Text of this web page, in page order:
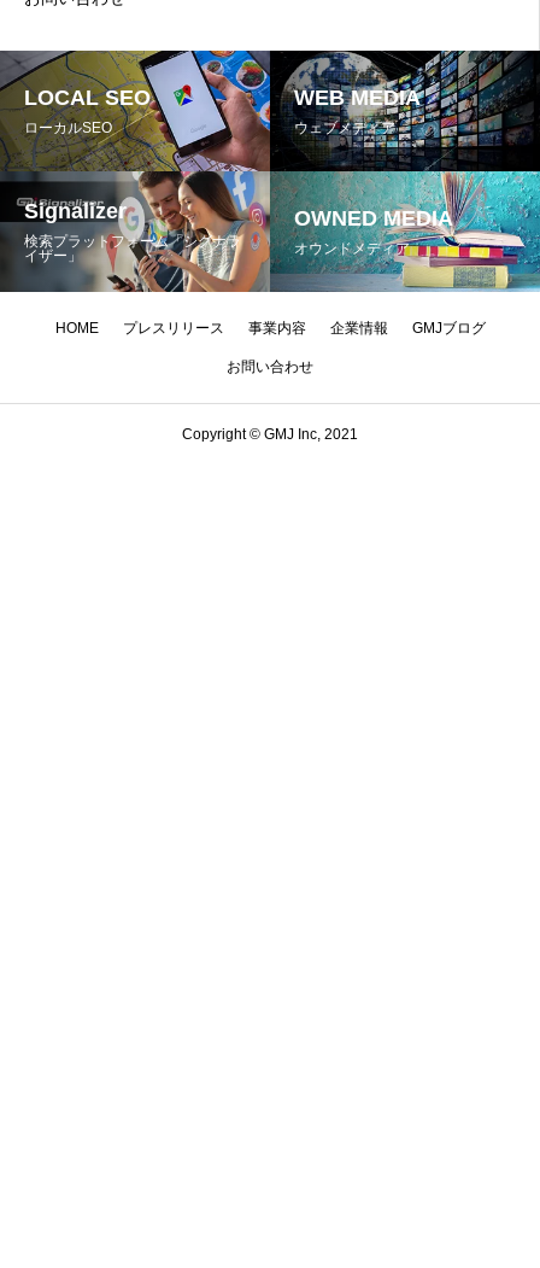
LOCAL SEO
ローカルSEO
WEB MEDIA
ウェブメディア
Signalizer
検索プラットフォーム「シグナラ
イザー」
OWNED MEDIA
オウンドメディア
HOME プレスリリース 事業内容 企業情報 GMJブログ
お問い合わせ
Copyright © GMJ Inc, 2021